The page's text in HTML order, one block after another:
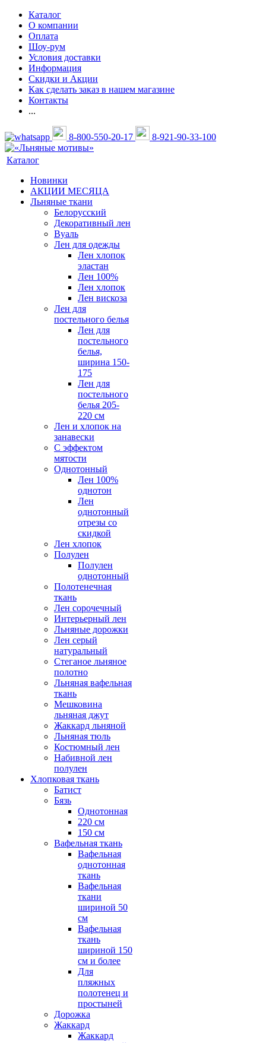
Каталог
О компании
Оплата
Шоу-рум
Условия доставки
Информация
Скидки и Акции
Как сделать заказ в нашем магазине
Контакты
...
8-800-550-20-17 8-921-90-33-100
Каталог
Новинки
АКЦИИ МЕСЯЦА
Льняные ткани
Белорусский
Декоративный лен
Вуаль
Лен для одежды
Лен хлопок
эластан
Лен 100%
Лен хлопок
Лен вискоза
Лен для
постельного белья
Лен для
постельного
белья,
ширина 150-
175
Лен для
постельного
белья 205-
220 см
Лен и хлопок на
занавески
С эффектом
мятости
Однотонный
Лен 100%
однотон
Лен
однотонный
отрезы со
скидкой
Лен хлопок
Полулен
Полулен
однотонный
Полотенечная
ткань
Лен сорочечный
Интерьерный лен
Льняные дорожки
Лен серый
натуральный
Стеганое льняное
полотно
Льняная вафельная
ткань
Мешковина
льняная джут
Жаккард льняной
Льняная тюль
Костюмный лен
Набивной лен
полулен
Хлопковая ткань
Батист
Бязь
Однотонная
220 см
150 см
Вафельная ткань
Вафельная
однотонная
ткань
Вафельная
ткани
шириной 50
см
Вафельная
ткань
шириной 150
см и более
Для
пляжных
полотенец и
простыней
Дорожка
Жаккард
Жаккард